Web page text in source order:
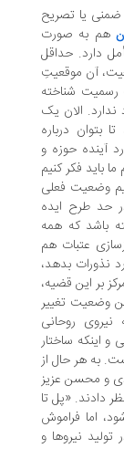
تصریح
صورت
حداقل
موقعیتِ
الان یک
درباره
حوزه و
کنیم
فعلی
ایده
که همه
هم
بدهد،
قضیه،
تغییر
ساختار
حال از
عزیز
«پل تا
فراموش
و